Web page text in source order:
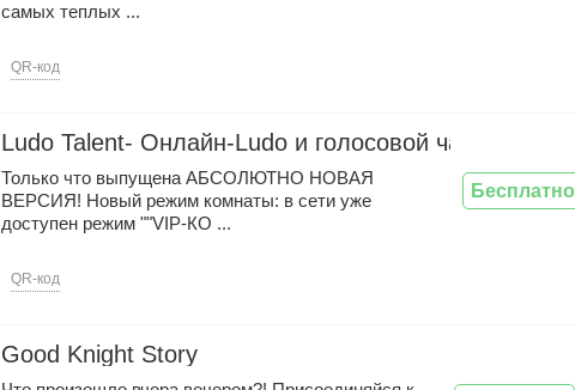
самых теплых ...
QR-код
Ludo Talent- Онлайн-Ludo и голосовой чат
Только что выпущена АБСОЛЮТНО НОВАЯ
ВЕРСИЯ! Новый режим комнаты: в сети уже
доступен режим ""VIP-КО ...
QR-код
Бесплатно
Good Knight Story